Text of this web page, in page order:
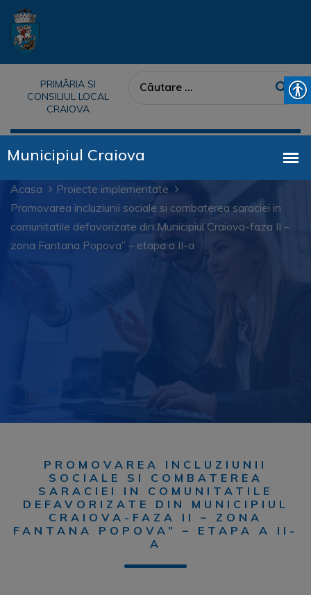
PRIMĂRIA SI
CONSILIUL LOCAL
CRAIOVA
Acasa
Proiecte implementate
Promovarea incluziunii sociale si combaterea saraciei in
comunitatile defavorizate din Municipiul Craiova-faza II –
zona Fantana Popova” – etapa a II-a
PROMOVAREA INCLUZIUNII
SOCIALE SI COMBATEREA
SARACIEI IN COMUNITATILE
DEFAVORIZATE DIN MUNICIPIUL
CRAIOVA-FAZA II – ZONA
FANTANA POPOVA” – ETAPA A II-
A